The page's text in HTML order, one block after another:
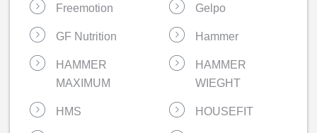
Freemotion Gelpo
GF Nutrition Hammer
HAMMER
MAXIMUM
HAMMER
WIEGHT
HMS HOUSEFIT